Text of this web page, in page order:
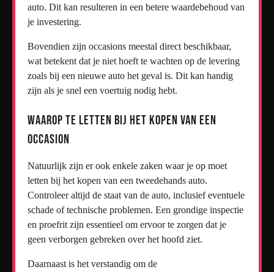
auto. Dit kan resulteren in een betere waardebehoud van
je investering.
Bovendien zijn occasions meestal direct beschikbaar,
wat betekent dat je niet hoeft te wachten op de levering
zoals bij een nieuwe auto het geval is. Dit kan handig
zijn als je snel een voertuig nodig hebt.
Waarop te Letten bij het Kopen van een
Occasion
Natuurlijk zijn er ook enkele zaken waar je op moet
letten bij het kopen van een tweedehands auto.
Controleer altijd de staat van de auto, inclusief eventuele
schade of technische problemen. Een grondige inspectie
en proefrit zijn essentieel om ervoor te zorgen dat je
geen verborgen gebreken over het hoofd ziet.
Daarnaast is het verstandig om de